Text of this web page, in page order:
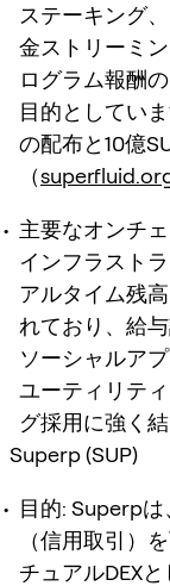
ステーキング
金ストリーミ
ログラム報酬
目的としてい
の配布と10億
（
主要なオンチ
インフラスト
アルタイム残
れており、給
ソーシャルア
ユーティリテ
グ採用に強く
Superp (SUP)
目的: Superp
（信用取引）
チュアルDEX